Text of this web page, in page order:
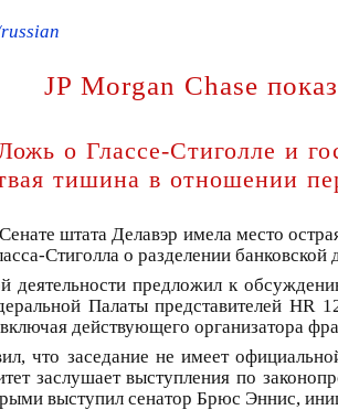
JP Morgan Chase
о Глассе-Стиголле и
тишина в отношении
штата Делавэр имела место
Стиголла о разделении
деятельности предложил к
Палаты представителей HR
действующего организатора
что заседание не имеет
заслушает выступления по
выступил сенатор Брюс Эннис,